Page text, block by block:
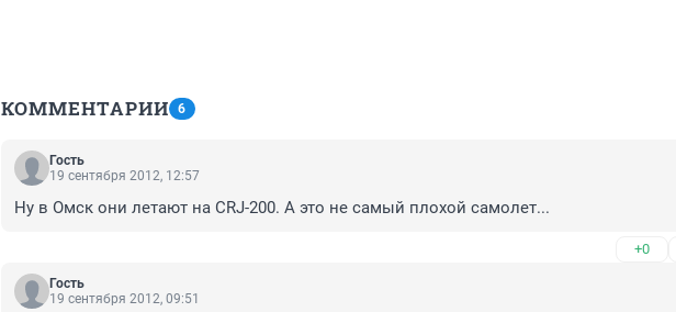
КОММЕНТАРИИ 6
Гость
19 сентября 2012, 12:57
Ну в Омск они летают на CRJ-200. А это не самый плохой самолет...
+0
Гость
19 сентября 2012, 09:51